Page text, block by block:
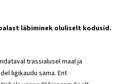
läbiminek oluliselt kodusid.
trassialusel maal ja
ligikaudu sama. Ent